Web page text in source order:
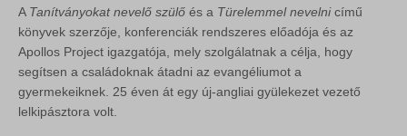
A Tanítványokat nevelő szülő és a Türelemmel nevelnicímű
könyvek szerzője, konferenciák rendszeres előadója és az
Apollos Project igazgatója, mely szolgálatnak a célja, hogy
segítsen a családoknak átadni az evangéliumot a
gyermekeiknek. 25 éven át egy új-angliai gyülekezet vezető
lelkipásztora volt.
wp-settings-*
wp-settings-time-*
sbjs_migrations
sbjs_session
sbjs_udata
tk_ai
ssm_au_c
wp-*